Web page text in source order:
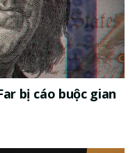
bị cáo buộc gian